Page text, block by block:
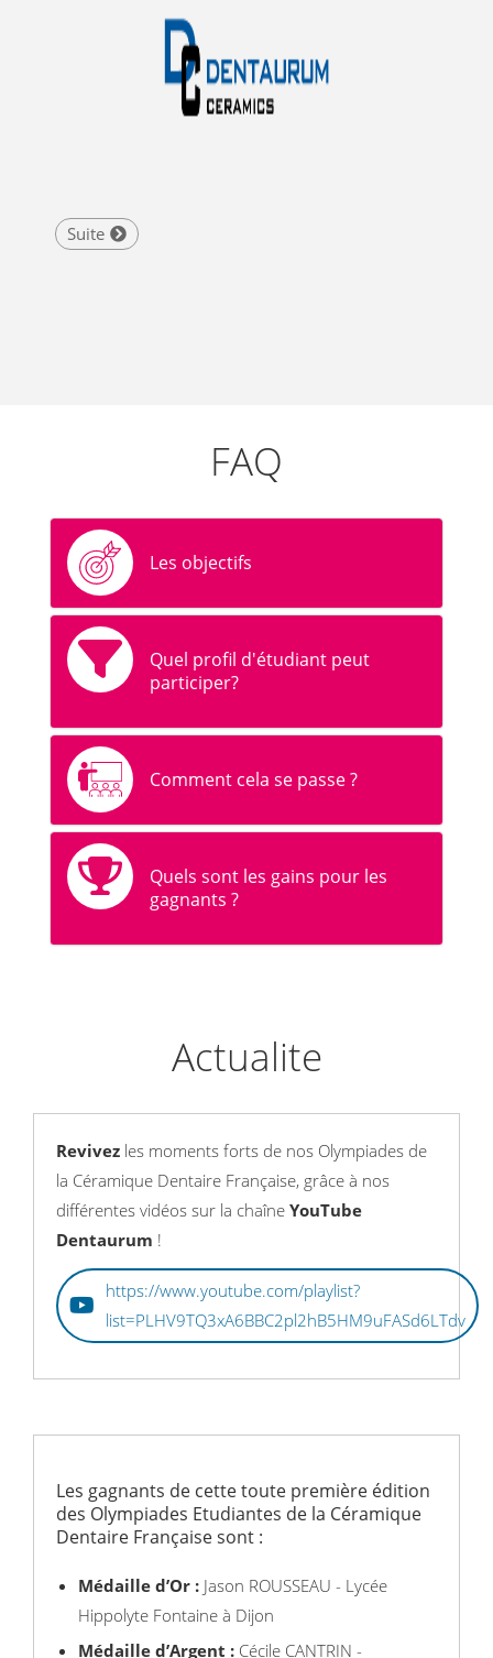
Suite
FAQ
Les objectifs
Quel profil d'étudiant peut
participer?
Comment cela se passe ?
Quels sont les gains pour les
gagnants ?
Actualite
Revivez les moments forts de nos Olympiades de
la Céramique Dentaire Française, grâce à nos
différentes vidéos sur la chaîne YouTube
Dentaurum !
https://www.youtube.com/playlist?
list=PLHV9TQ3xA6BBC2pl2hB5HM9uFASd6LTdv
Les gagnants de cette toute première édition
des Olympiades Etudiantes de la Céramique
Dentaire Française sont :
Médaille d’Or : Jason ROUSSEAU - Lycée
Hippolyte Fontaine à Dijon
Médaille d’Argent : Cécile CANTRIN -